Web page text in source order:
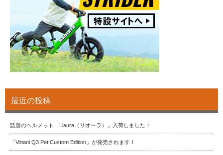
最近の投稿
話題のヘルメット「Liaura（リオーラ）」入荷しました！
「Votani Q3 Pet Custom Edition」が発売されます！